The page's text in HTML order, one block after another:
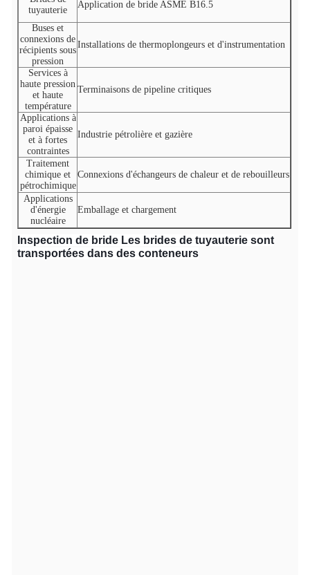
tuyauterie
Application de bride ASME B16.5
Buses et
connexions de
récipients sous
pression
Installations de thermoplongeurs et d'instrumentation
Services à
haute pression
et haute
température
Terminaisons de pipeline critiques
Applications à
paroi épaisse
et à fortes
contraintes
Industrie pétrolière et gazière
Traitement
chimique et
pétrochimique
Connexions d'échangeurs de chaleur et de rebouilleurs
Applications
d'énergie
nucléaire
Emballage et chargement
Inspection de bride Les brides de tuyauterie sont
transportées dans des conteneurs